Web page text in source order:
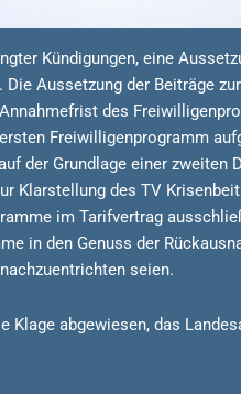
Kündigungen, eine
Aussetzung der Beiträge
des
Freiwilligenprogramm
der Grundlage einer zweiten
Klarstellung des TV
im Tarifvertrag
in den Genuss der
seien.
Klage abgewiesen, das